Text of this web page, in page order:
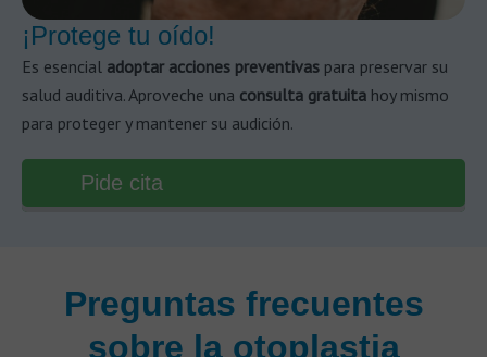
¡Protege tu oído!
Es esencial adoptar acciones preventivas para preservar su
salud auditiva. Aproveche una consulta gratuita hoy mismo
para proteger y mantener su audición.
Pide cita
Preguntas frecuentes
sobre la otoplastia